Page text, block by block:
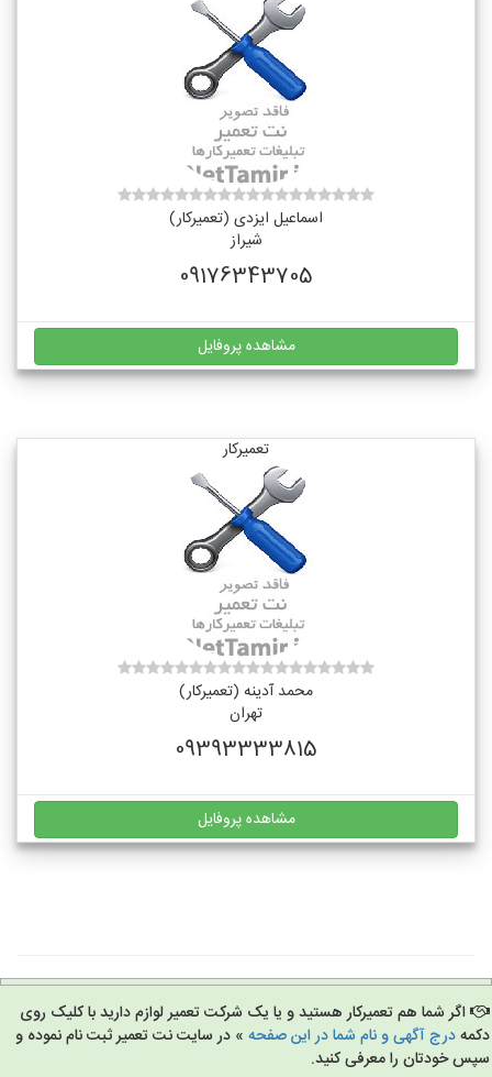
اسماعیل ایزدی (تعمیرکار)
شیراز
09176343705
مشاهده پروفایل
تعمیرکار
محمد آدینه (تعمیرکار)
تهران
09393333815
مشاهده پروفایل
اگر شما هم تعمیرکار هستید و یا یک شرکت تعمیر لوازم دارید با کلیک روی
درج آگهی و نام شما در این صفحه» در سایت نت تعمیر ثبت نام نموده و
خودتان را معرفی کنید.